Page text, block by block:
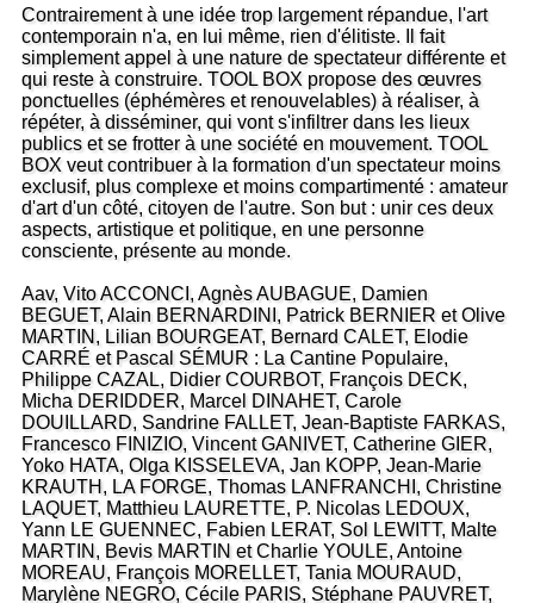
Contrairement à une idée trop largement répandue, l'art
contemporain n'a, en lui même, rien d'élitiste. Il fait
simplement appel à une nature de spectateur différente et
qui reste à construire. TOOL BOX propose des œuvres
ponctuelles (éphémères et renouvelables) à réaliser, à
répéter, à disséminer, qui vont s'infiltrer dans les lieux
publics et se frotter à une société en mouvement. TOOL
BOX veut contribuer à la formation d'un spectateur moins
exclusif, plus complexe et moins compartimenté : amateur
d'art d'un côté, citoyen de l'autre. Son but : unir ces deux
aspects, artistique et politique, en une personne
consciente, présente au monde.
Aav, Vito ACCONCI, Agnès AUBAGUE, Damien
BEGUET, Alain BERNARDINI, Patrick BERNIER et Olive
MARTIN, Lilian BOURGEAT, Bernard CALET, Elodie
CARRÉ et Pascal SÉMUR : La Cantine Populaire,
Philippe CAZAL, Didier COURBOT, François DECK,
Micha DERIDDER, Marcel DINAHET, Carole
DOUILLARD, Sandrine FALLET, Jean-Baptiste FARKAS,
Francesco FINIZIO, Vincent GANIVET, Catherine GIER,
Yoko HATA, Olga KISSELEVA, Jan KOPP, Jean-Marie
KRAUTH, LA FORGE, Thomas LANFRANCHI, Christine
LAQUET, Matthieu LAURETTE, P. Nicolas LEDOUX,
Yann LE GUENNEC, Fabien LERAT, Sol LEWITT, Malte
MARTIN, Bevis MARTIN et Charlie YOULE, Antoine
MOREAU, François MORELLET, Tania MOURAUD,
Marylène NEGRO, Cécile PARIS, Stéphane PAUVRET,